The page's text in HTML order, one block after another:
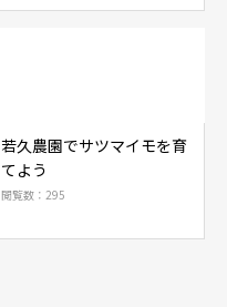
若久農園でサツマイモを育
てよう
閲覧数：295